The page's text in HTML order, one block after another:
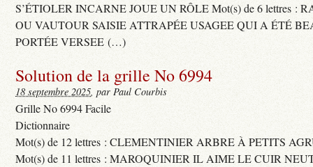
S’ÉTIOLER INCARNE JOUE UN RÔLE Mot(s) de 6 lettres :
OU VAUTOUR SAISIE ATTRAPÉE USAGEE QUI A ÉTÉ
PORTÉE VERSEE (…)
Solution de la grille No 6994
18 septembre 2025, par Paul Courbis
Grille No 6994 Facile
Dictionnaire
Mot(s) de 12 lettres : CLEMENTINIER ARBRE À PETITS
Mot(s) de 11 lettres : MAROQUINIER IL AIME LE CUIR